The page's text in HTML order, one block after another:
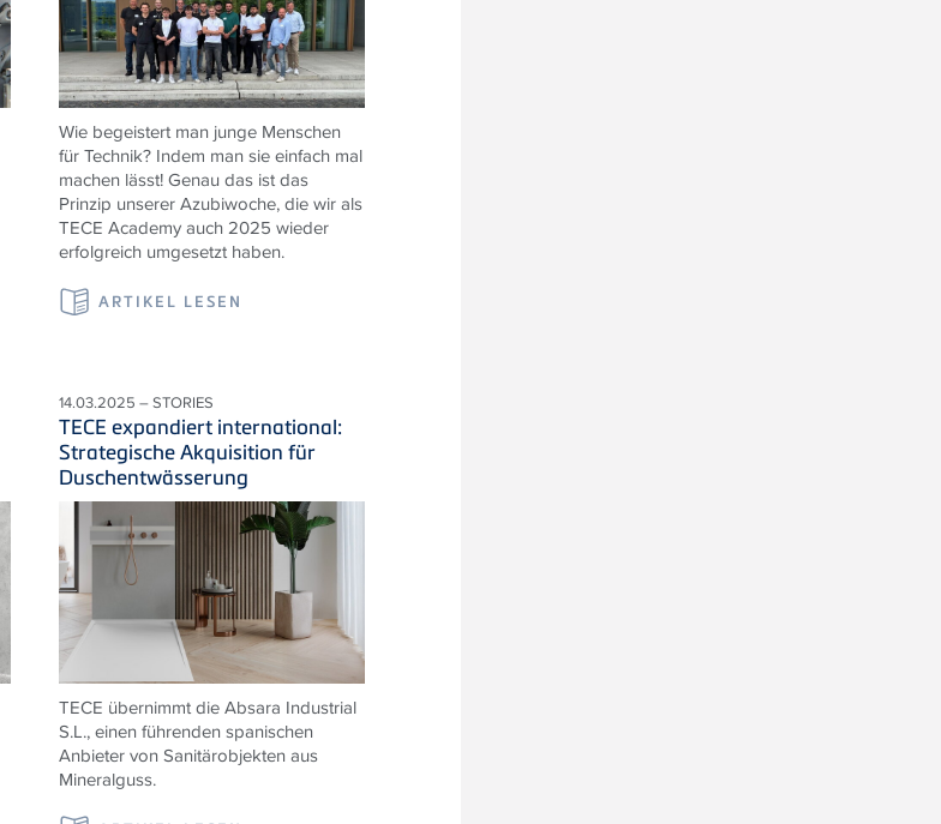
Wie begeistert man junge Menschen
für Technik? Indem man sie einfach mal
machen lässt! Genau das ist das
Prinzip unserer Azubiwoche, die wir als
TECE Academy auch 2025 wieder
erfolgreich umgesetzt haben.
ARTIKEL LESEN
14.03.2025 – STORIES
TECE expandiert international:
Strategische Akquisition für
Duschentwässerung
TECE übernimmt dieAbsara Industrial
S.L., einen führenden spanischen
Anbieter von Sanitärobjekten aus
Mineralguss.